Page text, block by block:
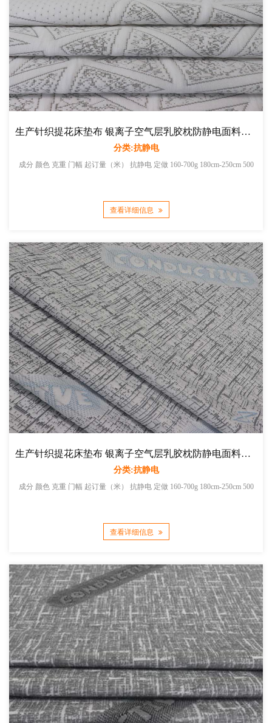
生产针织提花床垫布 银离子空气层乳胶枕防静电面料厂家直销
分类:抗静电
成分 颜色 克重 门幅 起订量（米） 抗静电 定做 160-700g 180cm-250cm 500
查看详细信息
生产针织提花床垫布 银离子空气层乳胶枕防静电面料厂家直销
分类:抗静电
成分 颜色 克重 门幅 起订量（米） 抗静电 定做 160-700g 180cm-250cm 500
查看详细信息